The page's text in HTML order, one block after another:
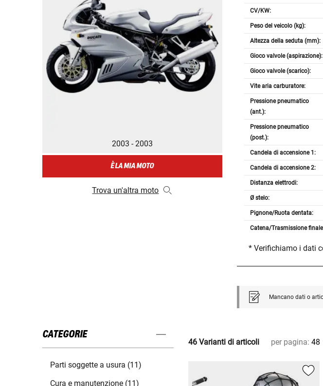
2003 - 2003
È LA MIA MOTO
Trova un'altra moto
CV/KW:
Peso del veicolo (kg):
Altezza della seduta (mm):
Gioco valvole (aspirazione):
Gioco valvole (scarico):
Vite aria carburatore:
Pressione pneumatico
(ant.):
Pressione pneumatico
(post.):
Candela di accensione 1:
Candela di accensione 2:
Distanza elettrodi:
Ø stelo:
Pignone/Ruota dentata:
Catena/Trasmissione
* Verifichiamo i dati
Mancano dati o
CATEGORIE
Parti soggette a usura (11)
Cura e manutenzione (11)
46 Varianti di articoli per pagina: